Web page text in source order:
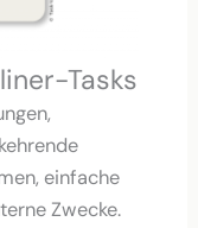
Tasks
einfache
Zwecke.